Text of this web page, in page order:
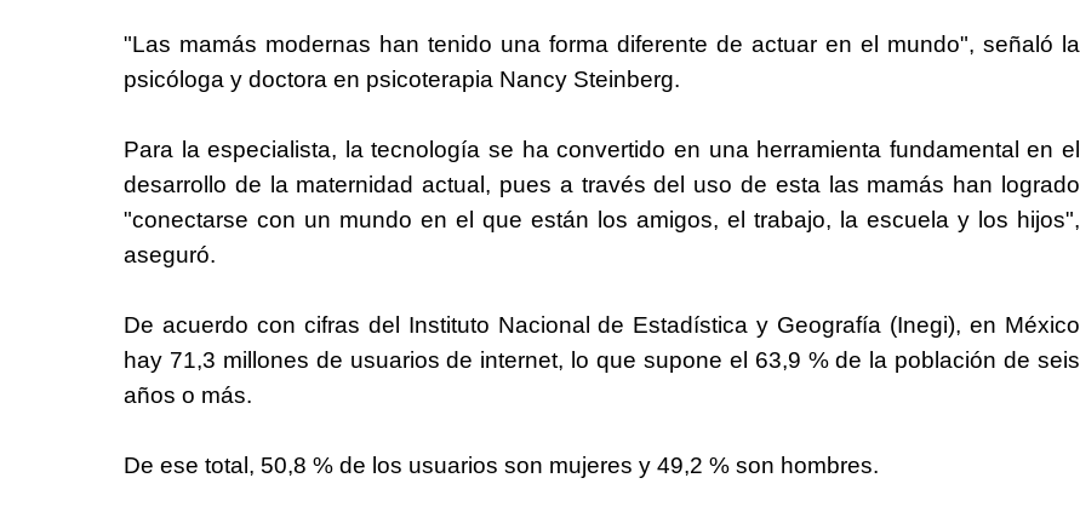
"Las mamás modernas han tenido una forma diferente de actuar en el mundo", señaló la
psicóloga y doctora en psicoterapia Nancy Steinberg.
Para la especialista, la tecnología se ha convertido en una herramienta fundamental en el
desarrollo de la maternidad actual, pues a través del uso de esta las mamás han logrado
"conectarse con un mundo en el que están los amigos, el trabajo, la escuela y los hijos",
aseguró.
De acuerdo con cifras del Instituto Nacional de Estadística y Geografía (Inegi), en México
hay 71,3 millones de usuarios de internet, lo que supone el 63,9 % de la población de seis
años o más.
De ese total, 50,8 % de los usuarios son mujeres y 49,2 % son hombres.